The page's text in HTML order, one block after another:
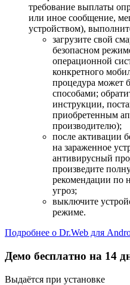
требование выплаты
или иное сообщение,
устройством),
загрузите свой
безопасном
операционной
конкретного
процедура может
способами;
инструкции,
приобретенным
производителю);
после активации
на зараженное
антивирусный
произведите
рекомендации по
угроз;
выключите
режиме.
Подробнее о Dr.Web для
Демо бесплатно на 14
Выдаётся при установке